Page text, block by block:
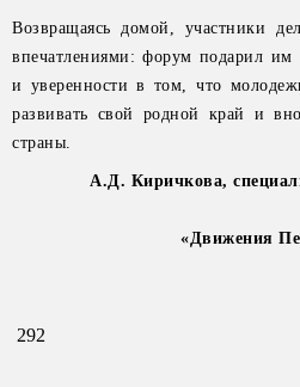
Возвращаясь домой, участники
впечатлениями: форум подарил им
и уверенности в том, что
развивать свой родной край и
страны.
А.Д. Киричкова,
«Движения
292